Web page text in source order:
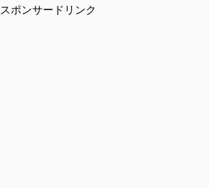
スポンサードリンク